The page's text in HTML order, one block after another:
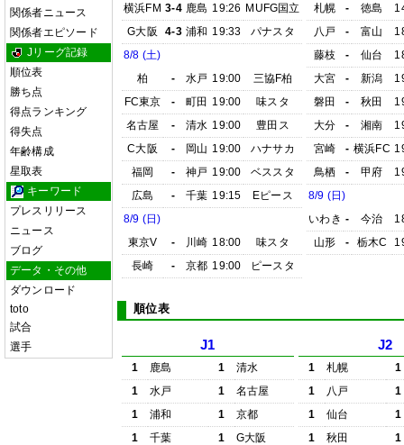
関係者ニュース
関係者エピソード
Jリーグ記録
順位表
勝ち点
得点ランキング
得失点
年齢構成
星取表
キーワード
プレスリリース
ニュース
ブログ
データ・その他
ダウンロード
toto
試合
選手
横浜FM 3-4 鹿島 19:26 MUFG国立
G大阪
4-3 浦和 19:33
パナスタ
8/8 (土)
柏
- 水戸 19:00
三協F柏
FC東京
- 町田 19:00
味スタ
名古屋
- 清水 19:00
豊田ス
C大阪
- 岡山 19:00
ハナサカ
福岡
- 神戸 19:00
ベススタ
広島
- 千葉 19:15
Eピース
8/9 (日)
東京V
- 川崎 18:00
味スタ
長崎
- 京都 19:00 ピースタ
札幌
- 徳島
八戸
- 富山
藤枝
- 仙台
大宮
- 新潟
磐田
- 秋田
大分
- 湘南
宮崎
- 横浜FC
鳥栖
- 甲府
8/9 (日)
いわき - 今治
山形
- 栃木C
順位表
J1
1 鹿島 1
清水
1
水戸 1
名古屋
1
浦和 1
京都
1
千葉 1
G大阪
J2
1 札幌
1
1
八戸
1
1
仙台
1
1
秋田
1